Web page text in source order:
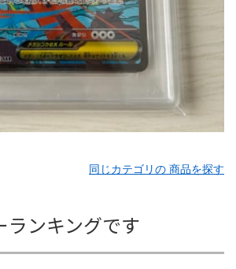
同じカテゴリの 商品を探す
ランキングです